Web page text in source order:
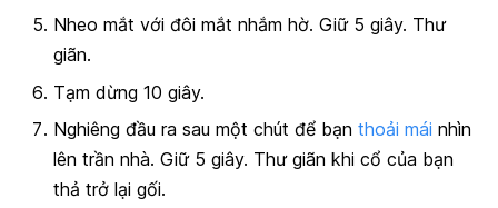
Nheo mắt với đôi mắt nhắm hờ. Giữ 5 giây. Thư
giãn.
Tạm dừng 10 giây.
Nghiêng đầu ra sau một chút để bạn thoải mái nhìn
lên trần nhà. Giữ 5 giây. Thư giãn khi cổ của bạn
thả trở lại gối.